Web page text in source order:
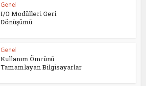
Genel
I/O Modülleri Geri
Dönüşümü
Genel
Kullanım Ömrünü
Tamamlayan Bilgisayarlar